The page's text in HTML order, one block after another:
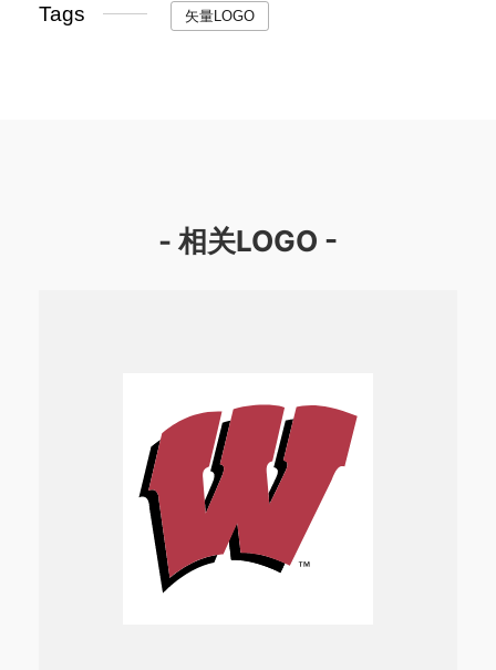
Tags 矢量LOGO
- 相关LOGO -